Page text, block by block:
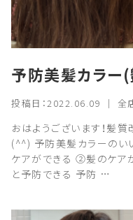
予防美髪カラー
投稿日：2022.06.09 ｜ 全
おはようございます！髪
(^^) 予防美髪カラーのい
ケアができる ②髪のケア
と予防できる 予防 …